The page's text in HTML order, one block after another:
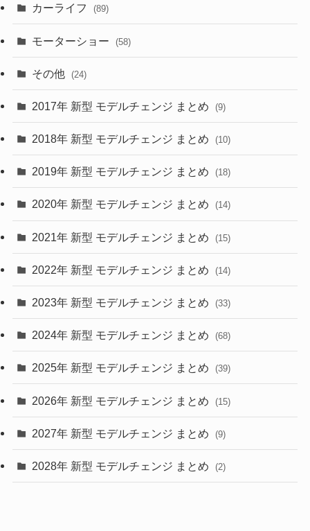
(6)
(9)
(30)
(27)
(27)
(26)
(10)
(35)
(10)
(9)
(22)
(4)
(9)
(4)
(1)
カーライフ (89)
モーターショー (58)
その他 (24)
2017年 新型 モデルチェンジ まとめ (9)
2018年 新型 モデルチェンジ まとめ (10)
2019年 新型 モデルチェンジ まとめ (18)
2020年 新型 モデルチェンジ まとめ (14)
2021年 新型 モデルチェンジ まとめ (15)
2022年 新型 モデルチェンジ まとめ (14)
2023年 新型 モデルチェンジ まとめ (33)
2024年 新型 モデルチェンジ まとめ (68)
2025年 新型 モデルチェンジ まとめ (39)
2026年 新型 モデルチェンジ まとめ (15)
2027年 新型 モデルチェンジ まとめ (9)
2028年 新型 モデルチェンジ まとめ (2)